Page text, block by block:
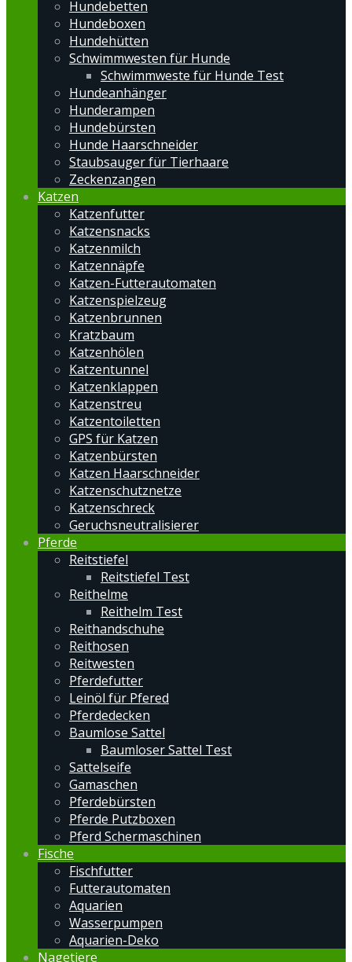
Hundebetten
Hundeboxen
Hundehütten
Schwimmwesten für Hunde
Schwimmweste für Hunde Test
Hundeanhänger
Hunderampen
Hundebürsten
Hunde Haarschneider
Staubsauger für Tierhaare
Zeckenzangen
Katzen
Katzenfutter
Katzensnacks
Katzenmilch
Katzennäpfe
Katzen-Futterautomaten
Katzenspielzeug
Katzenbrunnen
Kratzbaum
Katzenhölen
Katzentunnel
Katzenklappen
Katzenstreu
Katzentoiletten
GPS für Katzen
Katzenbürsten
Katzen Haarschneider
Katzenschutznetze
Katzenschreck
Geruchsneutralisierer
Pferde
Reitstiefel
Reitstiefel Test
Reithelme
Reithelm Test
Reithandschuhe
Reithosen
Reitwesten
Pferdefutter
Leinöl für Pfered
Pferdedecken
Baumlose Sattel
Baumloser Sattel Test
Sattelseife
Gamaschen
Pferdebürsten
Pferde Putzboxen
Pferd Schermaschinen
Fische
Fischfutter
Futterautomaten
Aquarien
Wasserpumpen
Aquarien-Deko
Nagetiere